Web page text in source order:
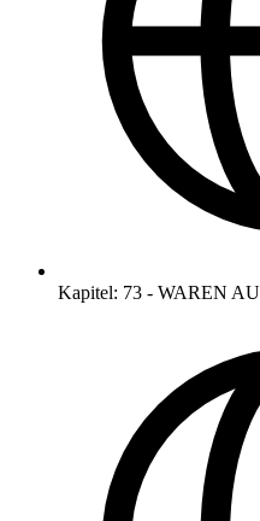
Kapitel: 73 - WAREN